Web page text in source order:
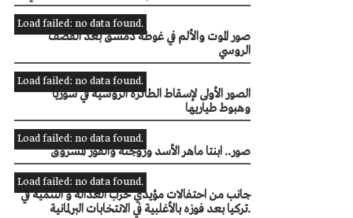
Load failed: no data found.
صور الموت والألم في غوطة دمشق بعد القصف
الروسي
Load failed: no data found.
الصور الأولى لإسقاط الطائرة الروسية في سوريا
وهبوط طياريها
Load failed: no data found.
صور.. ابنتا ماهر الأسد وزوجته والفوز المسروق
Load failed: no data found.
جانب من احتفالات مؤيدي حزب ‫العدالة و التنمية‬ في
‫تركيا‬ بعد فوزه بالأغلبية في الانتخابات البرلمانية.